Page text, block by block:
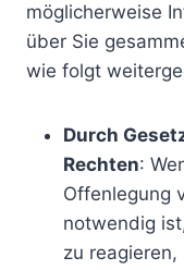
möglicherweise
über Sie
wie folgt
Durch
Rechten:
Offenlegung
notwendig
zu reagieren,